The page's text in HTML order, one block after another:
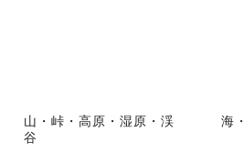
山・峠・高原・湿原・渓
谷
海